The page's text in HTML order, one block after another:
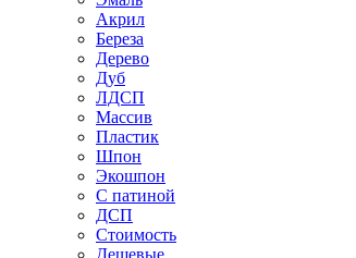
Акрил
Береза
Дерево
Дуб
ЛДСП
Массив
Пластик
Шпон
Экошпон
С патиной
ДСП
Стоимость
Дешевые